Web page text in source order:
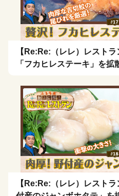
【Re:Re:（レレ）レスト
「フカヒレステーキ」を拡
【Re:Re:（レレ）レスト